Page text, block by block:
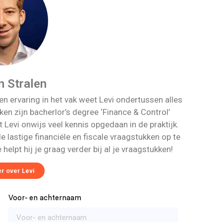
Stralen
ervaring in het vak weet Levi ondertussen alles
zijn bacherlor’s degree ‘Finance & Control’
onwijs veel kennis opgedaan in de praktijk.
lastige financiële en fiscale vraagstukken op te
hij je graag verder bij al je vraagstukken!
over Levi
Voor- en achternaam